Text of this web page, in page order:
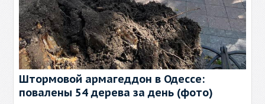
Штормовой армагеддон в Одессе:
повалены 54 дерева за день (фото)